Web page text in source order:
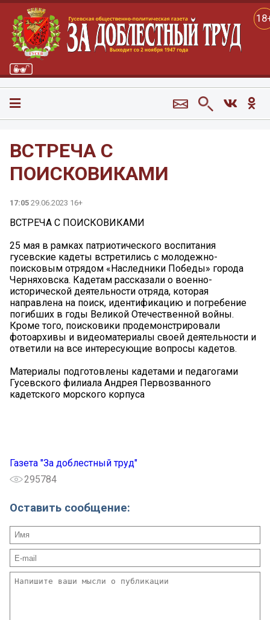
ВСТРЕЧА С
ПОИСКОВИКАМИ
17:05 29.06.2023 16+
ВСТРЕЧА С ПОИСКОВИКАМИ
25 мая в рамках патриотического воспитания
гусевские кадеты встретились с молодежно-
поисковым отрядом «Наследники Победы» города
Черняховска. Кадетам рассказали о военно-
исторической деятельности отряда, которая
направлена на поиск, идентификацию и погребение
погибших в годы Великой Отечественной войны.
Кроме того, поисковики продемонстрировали
фотоархивы и видеоматериалы своей деятельности и
ответили на все интересующие вопросы кадетов.
Материалы подготовлены кадетами и педагогами
Гусевского филиала Андрея Первозванного
кадетского морского корпуса
Газета "За доблестный труд"
295784
Оставить сообщение: